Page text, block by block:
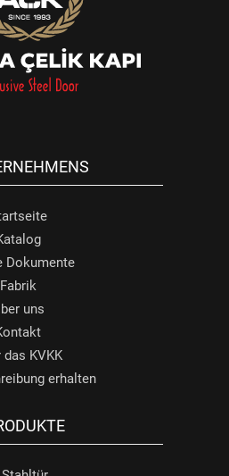
Dokumente
Fabrik
uns
das KVKK
erhalten